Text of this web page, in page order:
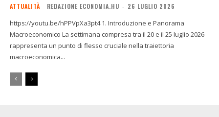
ATTUALITÀ REDAZIONE ECONOMIA.HU - 26 LUGLIO 2026
https://youtu.be/hPPVpXa3pt4 1. Introduzione e Panorama
Macroeconomico La settimana compresa tra il 20 e il 25 luglio 2026
rappresenta un punto di flesso cruciale nella traiettoria
macroeconomica...